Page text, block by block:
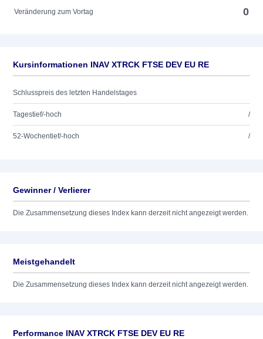
Veränderung zum Vortag 0
Kursinformationen INAV XTRCK FTSE DEV EU RE
Schlusspreis des letzten Handelstages
Tagestief/-hoch /
52-Wochentief/-hoch /
Gewinner / Verlierer
Die Zusammensetzung dieses Index kann derzeit nicht angezeigt werden.
Meistgehandelt
Die Zusammensetzung dieses Index kann derzeit nicht angezeigt werden.
Performance INAV XTRCK FTSE DEV EU RE